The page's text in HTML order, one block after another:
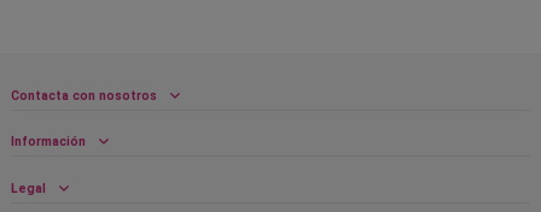
Contacta con nosotros
Información
Legal